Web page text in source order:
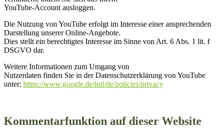
YouTube-Account ausloggen.
Die Nutzung von YouTube erfolgt im Interesse einer ansprechenden
Darstellung unserer Online-Angebote.
Dies stellt ein berechtigtes Interesse im Sinne von Art. 6 Abs. 1 lit. f
DSGVO dar.
Weitere Informationen zum Umgang von
Nutzerdaten finden Sie in der Datenschutzerklärung von YouTube
unter: https://www.google.de/intl/de/policies/privacy
Kommentarfunktion auf dieser Website